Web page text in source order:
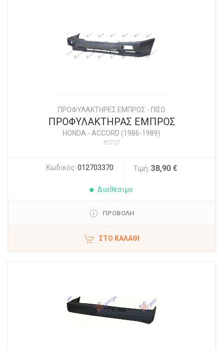
ΠΡΟΦΥΛΑΚΤΗΡΕΣ ΕΜΠΡΟΣ - ΠΙΣΩ
ΠΡΟΦΥΛΑΚΤΗΡΑΣ ΕΜΠΡΟΣ
HONDA - ACCORD (1986-1989)
#2727
Κωδικός: 012703370 Τιμή: 38,90 €
Διαθέσιμο
ΠΡΟΒΟΛΗ
ΣΤΟ ΚΑΛΆΘΙ